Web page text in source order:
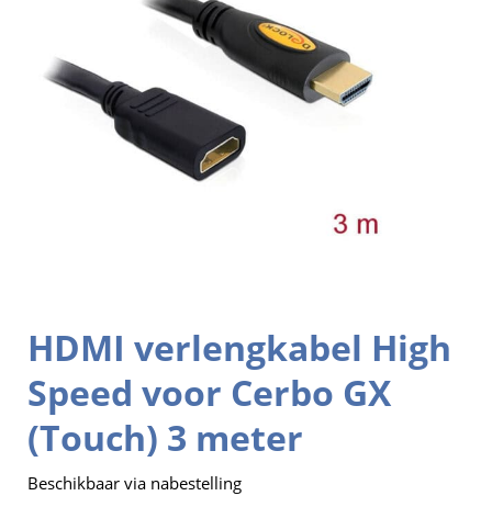
HDMI verlengkabel High
Speed voor Cerbo GX
(Touch) 3 meter
Beschikbaar via nabestelling